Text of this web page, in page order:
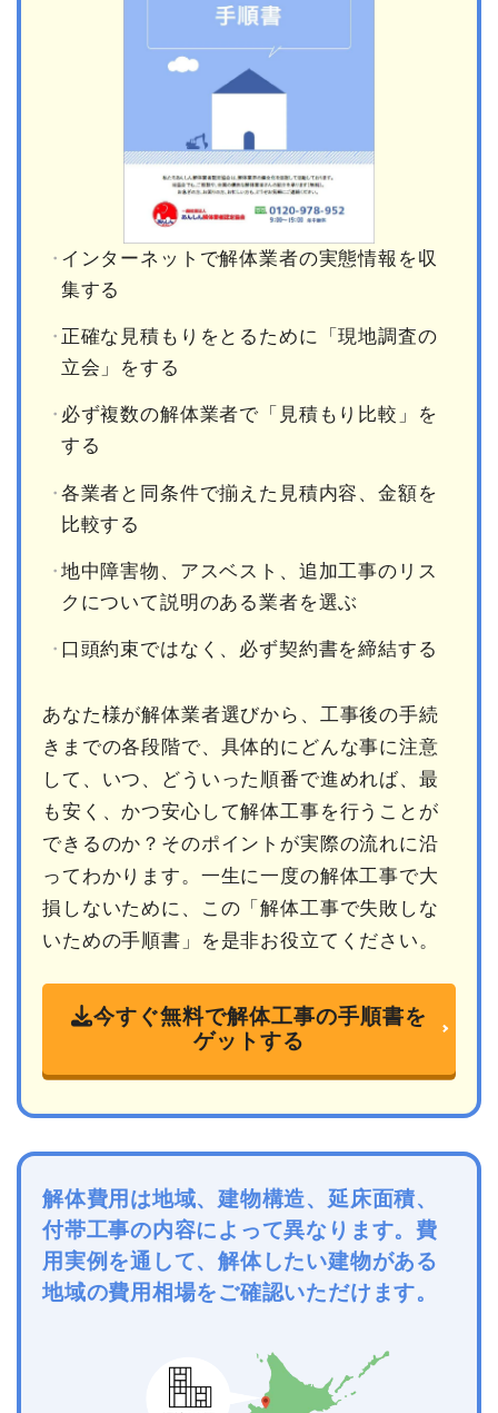
インターネットで解体業者の実態情報を収
集する
正確な見積もりをとるために「現地調査の
立会」をする
必ず複数の解体業者で「見積もり比較」を
する
各業者と同条件で揃えた見積内容、金額を
比較する
地中障害物、アスベスト、追加工事のリス
クについて説明のある業者を選ぶ
口頭約束ではなく、必ず契約書を締結する
あなた様が解体業者選びから、工事後の手続
きまでの各段階で、具体的にどんな事に注意
して、いつ、どういった順番で進めれば、最
も安く、かつ安心して解体工事を行うことが
できるのか？そのポイントが実際の流れに沿
ってわかります。一生に一度の解体工事で大
損しないために、この「解体工事で失敗しな
いための手順書」を是非お役立てください。
今すぐ無料で解体工事の手順書を
ゲットする
解体費用は地域、建物構造、延床面積、
付帯工事の内容によって異なります。費
用実例を通して、解体したい建物がある
地域の費用相場をご確認いただけます。